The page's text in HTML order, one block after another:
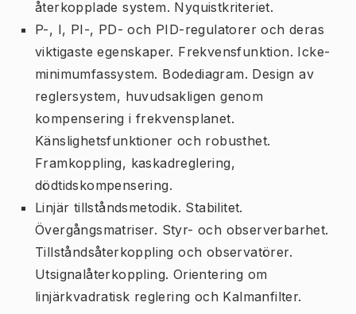
återkopplade system. Nyquistkriteriet.
P-, I, PI-, PD- och PID-regulatorer och deras
viktigaste egenskaper. Frekvensfunktion. Icke-
minimumfassystem. Bodediagram. Design av
reglersystem, huvudsakligen genom
kompensering i frekvensplanet.
Känslighetsfunktioner och robusthet.
Framkoppling, kaskadreglering,
dödtidskompensering.
Linjär tillståndsmetodik. Stabilitet.
Övergångsmatriser. Styr- och observerbarhet.
Tillståndsåterkoppling och observatörer.
Utsignalåterkoppling. Orientering om
linjärkvadratisk reglering och Kalmanfilter.